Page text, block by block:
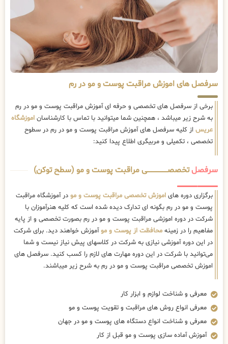
سرفصل های اموزش مراقبت پوست و مو در رم
برخی از سرفصل های تخصصی و حرفه ای آموزش مراقبت پوست و مو در رم
به شرح زیر میباشد ، همچنین شما میتوانید با تماس با کارشناسان اموزشگاه
عریس از کلیه سرفصل های آموزش مراقبت پوست و مو در رم در سطوح
تخصصی ، تکمیلی و مربیگری اطلاع پیدا کنید:
سرفصلتخصصــــــــــــــــــــی مراقبت پوست و مو (سطح توکن)
برگزاری دوره های اموزش تخصصی مراقبت پوست و مو در آموزشگاه مراقبت
پوست و مو در رم بگونه ای تدارک دیده شده است که کلیه هنرآموزان با
شرکت در دوره اموزشی مراقبت پوست و مو در رم بصورت تخصصی و از پایه
مفاهیم را در زمینه محافظت از پوست و موآموزش خواهند دید. برای شرکت
در این دوره آموزشی نیازی به شرکت در کلاسهای پیش نیاز نیست و شما
می‌توانید با شرکت در این دوره مهارت های لازم را کسب کنید. سرفصل های
اموزش تخصصی مراقبت پوست و مو در رم به شرح زیر میباشند.
معرفی و شناخت لوازم و ابزار کار
معرفی انواع روش های مراقبت و تقویت پوست و مو
معرفی و شناخت انواع دستگاه های پوست و مو در جهان
آموزش آماده سازی پوست و مو قبل از کار